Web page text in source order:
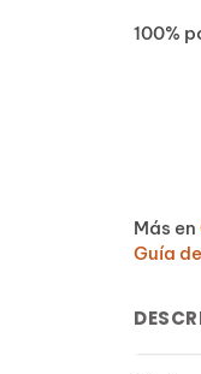
100%
Más en
Guía